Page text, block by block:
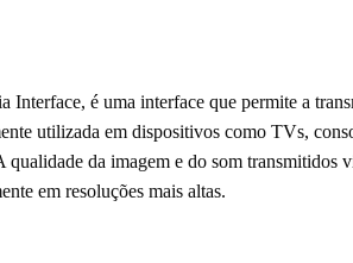
é uma interface que permite a
utilizada em dispositivos como TVs,
qualidade da imagem e do som
em resoluções mais altas.